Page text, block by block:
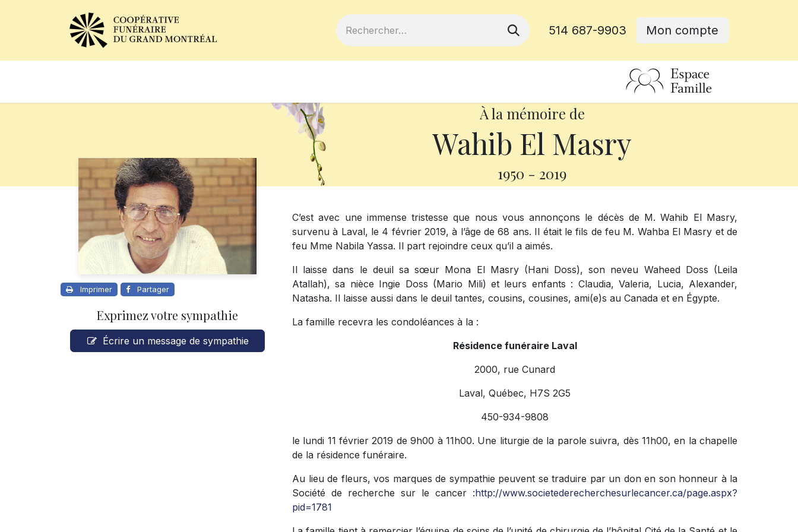
514 687-9903 Mon compte
À la mémoire de
Wahib El Masry
1950 - 2019
Imprimer Partager
Exprimez votre sympathie
Écrire un message de sympathie
C’est avec une immense tristesse que nous vous annonçons le décès de M. Wahib El Masry,
survenu à Laval, le 4 février 2019, à l’âge de 68 ans. Il était le fils de feu M. Wahba El Masry et de
feu Mme Nabila Yassa. Il part rejoindre ceux qu’il a aimés.
Il laisse dans le deuil sa sœur Mona El Masry (Hani Doss), son neveu Waheed Doss (Leila
Atallah), sa nièce Ingie Doss (Mario Mili) et leurs enfants : Claudia, Valeria, Lucia, Alexander,
Natasha. Il laisse aussi dans le deuil tantes, cousins, cousines, ami(e)s au Canada et en Égypte.
La famille recevra les condoléances à la :
Résidence funéraire Laval
2000, rue Cunard
Laval, Québec, H7S 2G5
450-934-9808
le lundi 11 février 2019 de 9h00 à 11h00. Une liturgie de la parole suivra, dès 11h00, en la chapelle
de la résidence funéraire.
Au lieu de fleurs, vos marques de sympathie peuvent se traduire par un don en son honneur à la
Société de recherche sur le cancer :http://www.societederecherchesurlecancer.ca/page.aspx?
pid=1781